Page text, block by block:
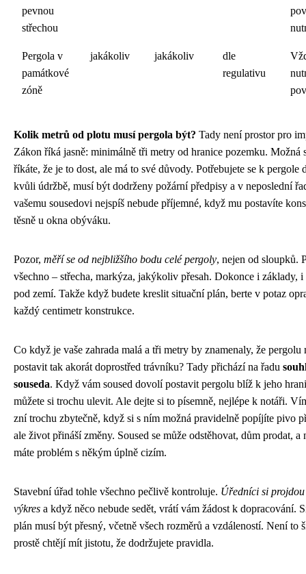
pevnou
střechou
Pergola v
památkové
zóně
jakákoliv jakákoliv
dle
regulativu
Kolik metrů od plotu musí pergola být? Tady není prostor pro
Zákon říká jasně: minimálně tři metry od hranice pozemku. Možná
říkáte, že je to dost, ale má to své důvody. Potřebujete se k pergole
kvůli údržbě, musí být dodrženy požární předpisy a v neposlední
vašemu sousedovi nejspíš nebude příjemné, když mu postavíte
těsně u okna obýváku.
Pozor, měří se od nejbližšího bodu celé pergoly, nejen od sloupků.
všechno – střecha, markýza, jakýkoliv přesah. Dokonce i základy,
pod zemí. Takže když budete kreslit situační plán, berte v potaz
každý centimetr konstrukce.
Co když je vaše zahrada malá a tři metry by znamenaly, že pergolu
postavit tak akorát doprostřed trávníku? Tady přichází na řadu
souseda. Když vám soused dovolí postavit pergolu blíž k jeho
můžete si trochu ulevit. Ale dejte si to písemně, nejlépe k notáři.
zní trochu zbytečně, když si s ním možná pravidelně popíjíte pivo
ale život přináší změny. Soused se může odstěhovat, dům prodat, a
máte problém s někým úplně cizím.
Stavební úřad tohle všechno pečlivě kontroluje. Úředníci si projdou
výkres a když něco nebude sedět, vrátí vám žádost k dopracování.
plán musí být přesný, včetně všech rozměrů a vzdáleností. Není to
prostě chtějí mít jistotu, že dodržujete pravidla.